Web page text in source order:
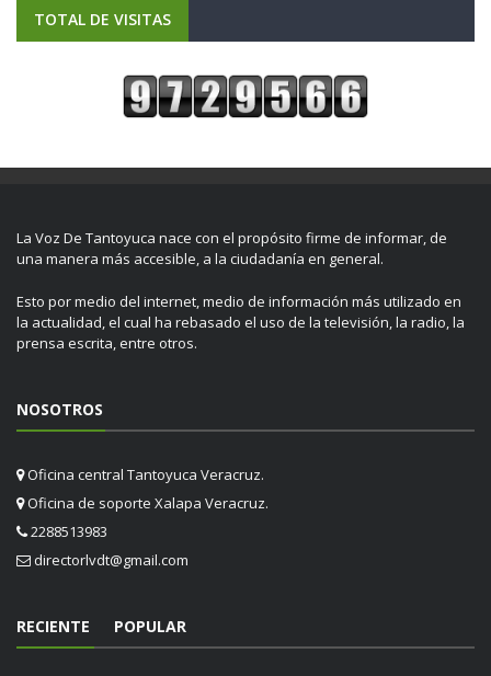
TOTAL DE VISITAS
La Voz De Tantoyuca nace con el propósito firme de informar, de
una manera más accesible, a la ciudadanía en general.
Esto por medio del internet, medio de información más utilizado en
la actualidad, el cual ha rebasado el uso de la televisión, la radio, la
prensa escrita, entre otros.
NOSOTROS
Oficina central Tantoyuca Veracruz.
Oficina de soporte Xalapa Veracruz.
2288513983
directorlvdt@gmail.com
RECIENTE POPULAR